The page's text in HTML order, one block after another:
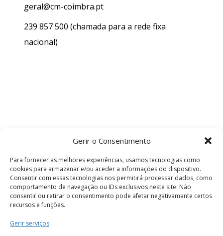
Gerir o Consentimento
Para fornecer as melhores experiências, usamos tecnologias como
cookies para armazenar e/ou aceder a informações do dispositivo.
Consentir com essas tecnologias nos permitirá processar dados, como
comportamento de navegação ou IDs exclusivos neste site. Não
consentir ou retirar o consentimento pode afetar negativamante certos
recursos e funções.
Gerir serviços
geral@cm-coimbra.pt
239 857 500 (chamada para a rede fixa
nacional)
Termos e Condições